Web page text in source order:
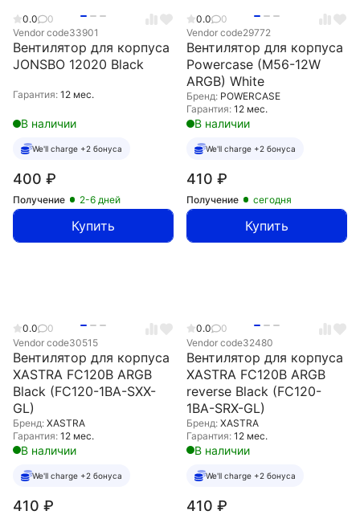
0.0
0
Vendor code33901
Вентилятор для корпуса
JONSBO 12020 Black
Гарантия: 12 мес.
В наличии
We'll charge +2 бонуса
400 ₽
Получение 2-6 дней
Купить
0.0
0
Vendor code29772
Вентилятор для корпуса
Powercase (M56-12W
ARGB) White
Бренд: POWERCASE
Гарантия: 12 мес.
В наличии
We'll charge +2 бонуса
410 ₽
Получение сегодня
Купить
0.0
0
Vendor code30515
Вентилятор для корпуса
XASTRA FC120B ARGB
Black (FC120-1BA-SXX-
GL)
Бренд: XASTRA
Гарантия: 12 мес.
В наличии
We'll charge +2 бонуса
410 ₽
0.0
0
Vendor code32480
Вентилятор для корпуса
XASTRA FC120B ARGB
reverse Black (FC120-
1BA-SRX-GL)
Бренд: XASTRA
Гарантия: 12 мес.
В наличии
We'll charge +2 бонуса
410 ₽